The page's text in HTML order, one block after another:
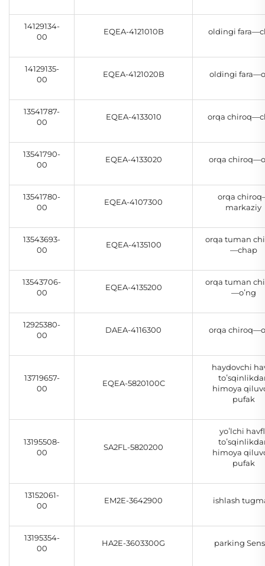
14129134-
00
EQEA-4121010B oldingi
14129135-
00
EQEA-4121020B oldingi
13541787-
00
EQEA-4133010 orqa
13541790-
00
EQEA-4133020 orqa
13541780-
00
EQEA-4107300
orqa
markaziy
13543693-
00
EQEA-4135100
orqa tuman
—chap
13543706-
00
EQEA-4135200
orqa tuman
—oʻng
12925380-
00
DAEA-4116300 orqa
13719657-
00
EQEA-5820100C
haydovchi
himoya
pufak
13195508-
00
SA2FL-5820200
yoʻlchi
himoya
pufak
13152061-
00
EM2E-3642900 ishlash
13195354-
00
HA2E-3603300G parking